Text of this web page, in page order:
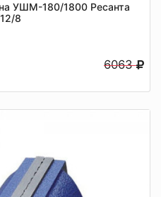
УШМ-180/1800 Ресанта
8
6063